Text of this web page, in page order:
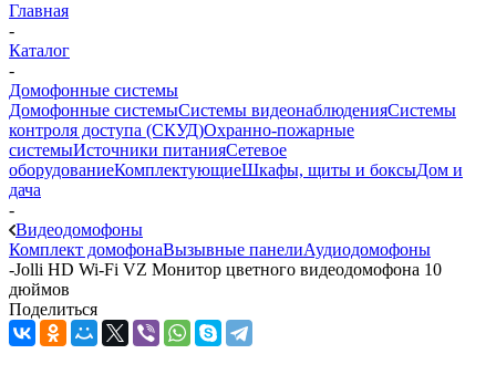
Главная
-
Каталог
-
Домофонные системы
Домофонные системыСистемы видеонаблюденияСистемы
контроля доступа (СКУД)Охранно-пожарные
системыИсточники питанияСетевое
оборудованиеКомплектующиеШкафы, щиты и боксыДом и
дача
-
Видеодомофоны
Комплект домофонаВызывные панелиАудиодомофоны
-Jolli HD Wi-Fi VZ Монитор цветного видеодомофона 10
дюймов
Поделиться